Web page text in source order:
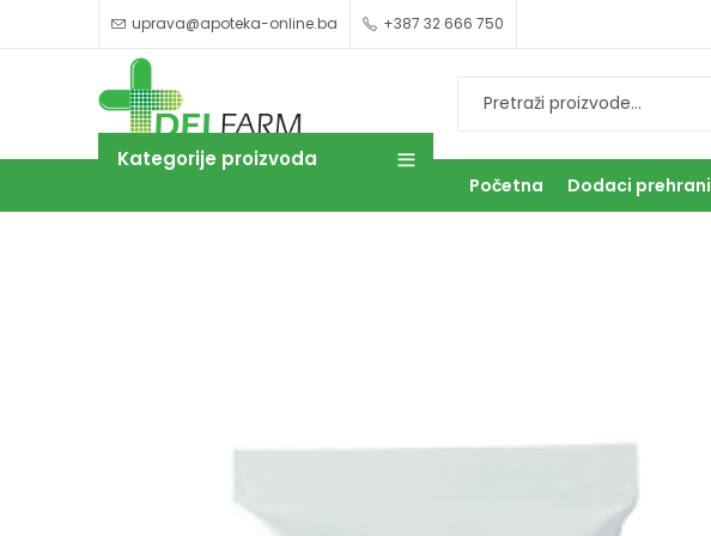
uprava@apoteka-online.ba +387 32 666 750
Kategorije proizvoda
Početna Dodaci prehrani